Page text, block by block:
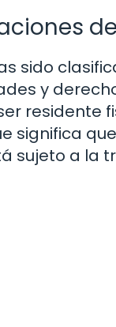
sido
y
residente
significa
sujeto a la